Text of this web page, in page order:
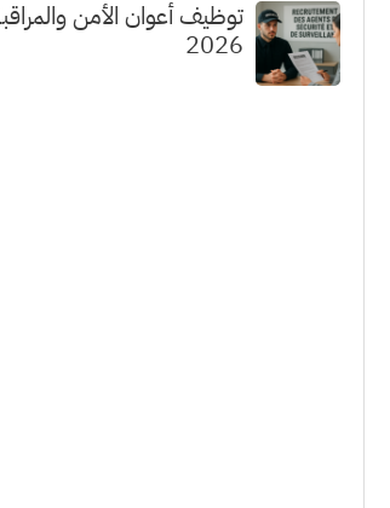
توظيف أعوان الأمن
2026